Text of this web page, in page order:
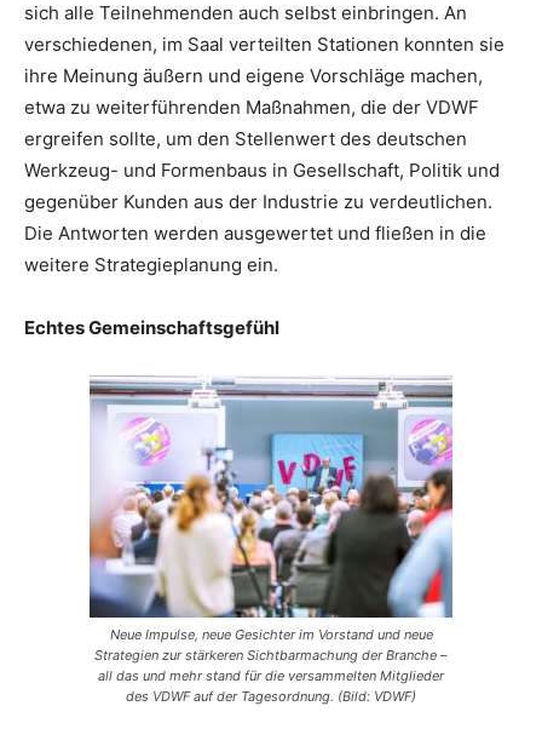
sich alle Teilnehmenden auch selbst einbringen. An
verschiedenen, im Saal verteilten Stationen konnten sie
ihre Meinung äußern und eigene Vorschläge machen,
etwa zu weiterführenden Maßnahmen, die der VDWF
ergreifen sollte, um den Stellenwert des deutschen
Werkzeug- und Formenbaus in Gesellschaft, Politik und
gegenüber Kunden aus der Industrie zu verdeutlichen.
Die Antworten werden ausgewertet und fließen in die
weitere Strategieplanung ein.
Echtes Gemeinschaftsgefühl
Neue Impulse, neue Gesichter im Vorstand und neue
Strategien zur stärkeren Sichtbarmachung der Branche –
all das und mehr stand für die versammelten Mitglieder
des VDWF auf der Tagesordnung. (Bild: VDWF)